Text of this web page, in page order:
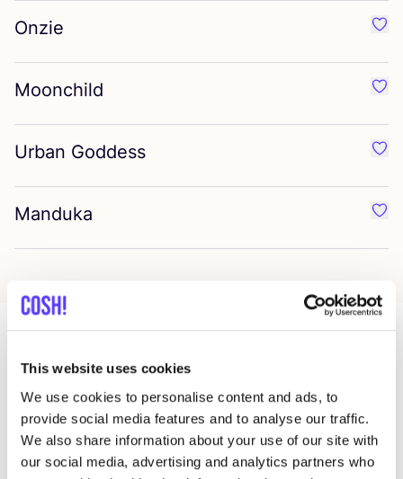
This website uses cookies
We use cookies to personalise content and ads, to
provide social media features and to analyse our traffic.
We also share information about your use of our site with
our social media, advertising and analytics partners who
Onzie
Moonchild
Urban Goddess
Manduka
Mehr Läden in dieser Gegend
Iambe
Van der Helstplein 6, Amsterdam
like